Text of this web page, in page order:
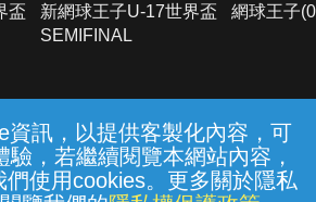
資訊，以提供客製化內容，可
驗，若繼續閱覽本網站內容，
們使用cookies。更多關於隱私
盃
新網球王子U-17世界盃
SEMIFINAL
網球王子
服 服務條款 隱私權保護
{{notifyMsg}}